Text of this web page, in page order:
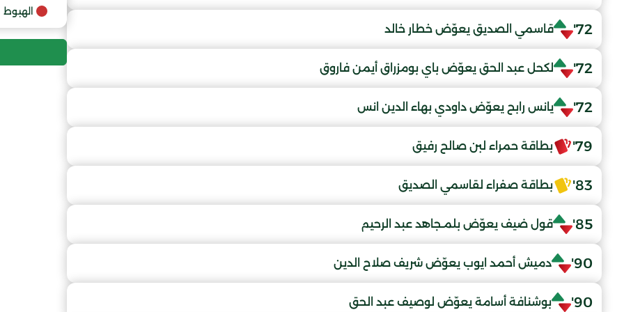
72' قاسمي الصديق يعوّض خطار خالد
72' لكحل عبد الحق يعوّض باي بومزراق أيمن فاروق
72' يانس رابح يعوّض داودي بهاء الدين انس
79' بطاقة حمراء لبن صالح رفيق
83' بطاقة صفراء لقاسمي الصديق
85' قول ضيف يعوّض بلمـجاهد عبد الرحيم
90' دميش أحمد ايوب يعوّض شريف صلاح الدين
90' بوشنافة أسامة يعوّض لوصيف عبد الحق
9 الهبوط